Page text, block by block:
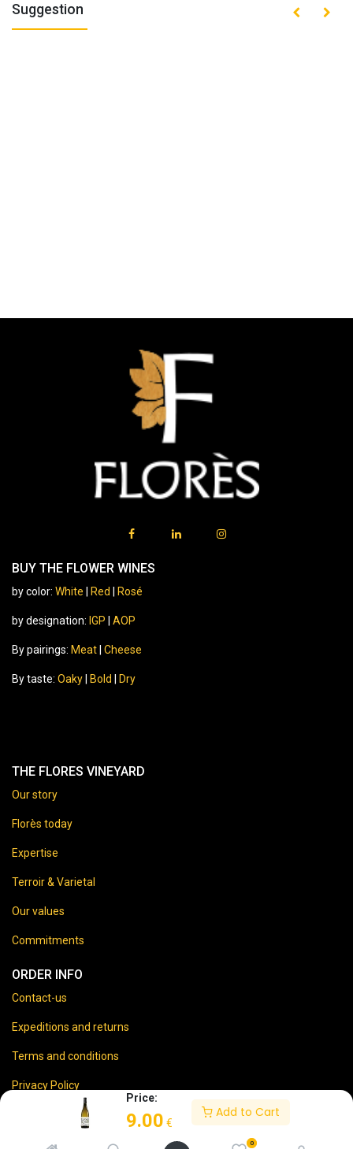
Price:
9.00 €
Add to Cart
0
Suggestion
BUY THE FLOWER WINES
by color: White Red Rosé
by designation: IGP AOP
By pairings: Meat Cheese
By taste: Oaky Bold Dry
THE FLORES VINEYARD
Our story
Florès today
Expertise
Terroir & Varietal
Our values
Commitments
ORDER INFO
Contact-us
Expeditions and returns
Terms and conditions
Privacy Policy
Legal disclaimer